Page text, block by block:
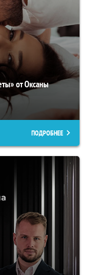
от Оксаны
ПОДРОБНЕЕ